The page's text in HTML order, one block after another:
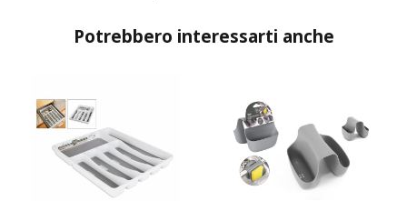
Potrebbero interessarti anche